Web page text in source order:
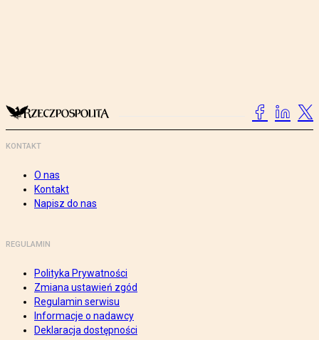
KONTAKT
O nas
Kontakt
Napisz do nas
REGULAMIN
Polityka Prywatności
Zmiana ustawień zgód
Regulamin serwisu
Informacje o nadawcy
Deklaracja dostępności